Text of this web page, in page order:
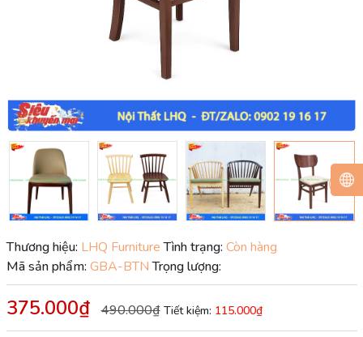
Thương hiệu: LHQ FurnitureTình trạng: Còn hàng
Mã sản phẩm: GBA-BTN Trọng lượng:
375.000₫ 490.000₫ Tiết kiệm: 115.000₫